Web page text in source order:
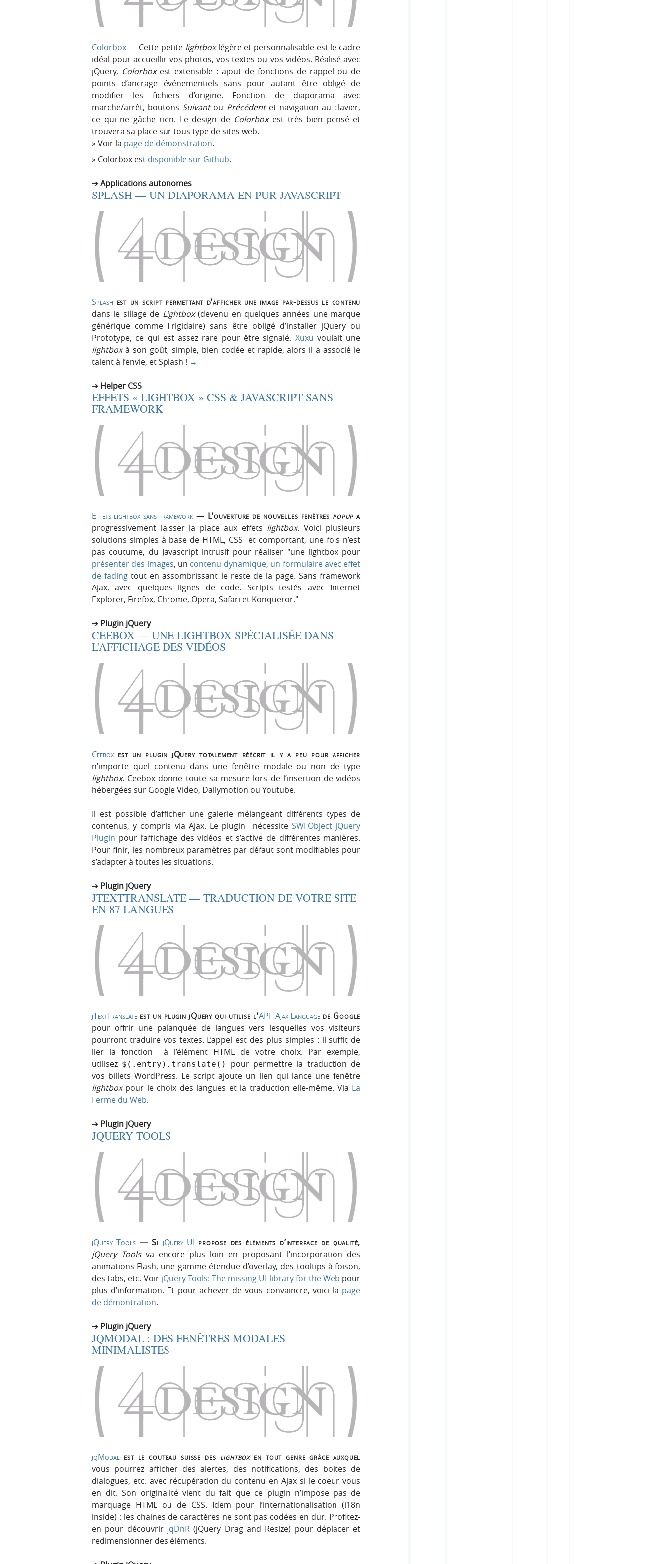
Colorbox — Cette petite lightboxlégère et personnalisable est le cadre
idéal pour accueillir vos photos, vos textes ou vos vidéos. Réalisé avec
jQuery, Colorboxest extensible : ajout de fonctions de rappel ou de
points d’ancrage événementiels sans pour autant être obligé de
modifier les fichiers d’origine. Fonction de diaporama avec
marche/arrêt, boutons Suivantou Précédentet navigation au clavier,
ce qui ne gâche rien. Le design de Colorboxest très bien pensé et
trouvera sa place sur tous type de sites web.
Voir la page de démonstration.
Colorbox est disponible sur Github.
Applications autonomes
SPLASH — UN DIAPORAMA EN PUR JAVASCRIPT
Splash est un script permettant d’afficher une image par-dessus le contenu
dans le sillage de Lightbox(devenu en quelques années une marque
générique comme Frigidaire) sans être obligé d’installer jQuery ou
Prototype, ce qui est assez rare pour être signalé. Xuxu voulait une
lightboxà son goût, simple, bien codée et rapide, alors il a associé le
talent à l’envie, et Splash ! →
Helper CSS
EFFETS « LIGHTBOX » CSS & JAVASCRIPT SANS
FRAMEWORK
Effets lightbox sans framework — L’ouverture de nouvelles fenêtres popup a
progressivement laisser la place aux effets lightbox. Voici plusieurs
solutions simples à base de HTML, CSS et comportant, une fois n’est
pas coutume, du Javascript intrusif pour réaliser
une lightbox pour
présenter des images, un contenu dynamique, un formulaire avec effet
de fading tout en assombrissant le reste de la page. Sans framework
Ajax, avec quelques lignes de code. Scripts testés avec Internet
Explorer, Firefox, Chrome, Opera, Safari et Konqueror.
Plugin jQuery
CEEBOX — UNE LIGHTBOX SPÉCIALISÉE DANS
L’AFFICHAGE DES VIDÉOS
Ceebox est un plugin jQuery totalement réécrit il y a peu pour afficher
n’importe quel contenu dans une fenêtre modale ou non de type
lightbox. Ceebox donne toute sa mesure lors de l’insertion de vidéos
hébergées sur Google Video, Dailymotion ou Youtube.
Il est possible d’afficher une galerie mélangeant différents types de
contenus, y compris via Ajax. Le plugin nécessite SWFObject jQuery
Plugin pour l’affichage des vidéos et s’active de différentes manières.
Pour finir, les nombreux paramètres par défaut sont modifiables pour
s’adapter à toutes les situations.
Plugin jQuery
JTEXTTRANSLATE — TRADUCTION DE VOTRE SITE
EN 87 LANGUES
jTextTranslate est un plugin jQuery qui utilise l’API Ajax Language de Google
pour offrir une palanquée de langues vers lesquelles vos visiteurs
pourront traduire vos textes. L’appel est des plus simples : il suffit de
lier la fonction à l’élément HTML de votre choix. Par exemple,
utilisez $(.entry).translate()
pour permettre la traduction de
vos billets WordPress. Le script ajoute un lien qui lance une fenêtre
lightboxpour le choix des langues et la traduction elle-même. Via La
Ferme du Web.
Plugin jQuery
JQUERY TOOLS
jQuery Tools— Si jQuery UI propose des éléments d’interface de qualité,
jQuery Toolsva encore plus loin en proposant l’incorporation des
animations Flash, une gamme étendue d’overlay, des tooltips à foison,
des tabs, etc. Voir jQuery Tools: The missing UI library for the Web pour
plus d’information. Et pour achever de vous convaincre, voici la page
de démontration.
Plugin jQuery
JQMODAL : DES FENÊTRES MODALES
MINIMALISTES
jqModal est le couteau suisse des lightboxen tout genre grâce auxquel
vous pourrez afficher des alertes, des notifications, des boites de
dialogues, etc. avec récupération du contenu en Ajax si le coeur vous
en dit. Son originalité vient du fait que ce plugin n’impose pas de
marquage HTML ou de CSS. Idem pour l’internationalisation (i18n
inside) : les chaines de caractères ne sont pas codées en dur. Profitez-
en pour découvrir jqDnR(jQuery Drag and Resize) pour déplacer et
redimensionner des éléments.